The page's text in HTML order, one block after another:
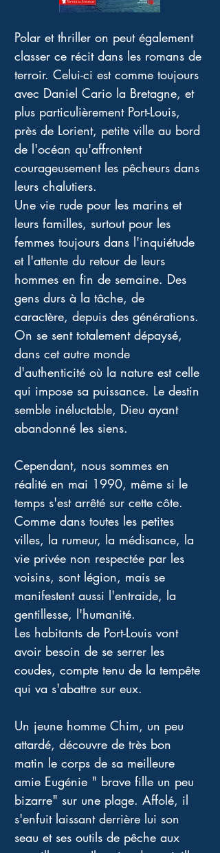
Polar et thriller on peut également
classer ce récit dans les romans de
terroir. Celui-ci est comme toujours
avec Daniel Cario la Bretagne, et
plus particulièrement Port-Louis,
près de Lorient, petite ville au bord
de l'océan qu'affrontent
courageusement les pêcheurs dans
leurs chalutiers.
Une vie rude pour les marins et
leurs familles, surtout pour les
femmes toujours dans l'inquiétude
et l'attente du retour de leurs
hommes en fin de semaine. Des
gens durs à la tâche, de
caractère, depuis des générations.
On se sent totalement dépaysé,
dans cet autre monde
d'authenticité où la nature est celle
qui impose sa puissance. Le destin
semble inéluctable, Dieu ayant
abandonné les siens.
Cependant, nous sommes en
réalité en mai 1990, même si le
temps s'est arrêté sur cette côte.
Comme dans toutes les petites
villes, la rumeur, la médisance, la
vie privée non respectée par les
voisins, sont légion, mais se
manifestent aussi l'entraide, la
gentillesse, l'humanité.
Les habitants de Port-Louis vont
avoir besoin de se serrer les
coudes, compte tenu de la tempête
qui va s'abattre sur eux.
Un jeune homme Chim, un peu
attardé, découvre de très bon
matin le corps de sa meilleure
amie Eugénie " brave fille un peu
bizarre" sur une plage. Affolé, il
s'enfuit laissant derrière lui son
seau et ses outils de pêche aux